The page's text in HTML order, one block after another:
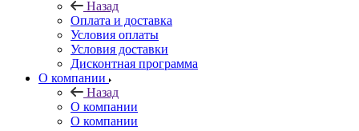
Назад
Оплата и доставка
Условия оплаты
Условия доставки
Дисконтная программа
О компании
Назад
О компании
О компании